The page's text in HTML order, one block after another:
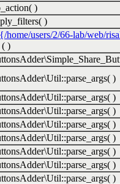
)
)
home/users/2/66-lab/web/
( )
)
)
)
)
)
)
)
)